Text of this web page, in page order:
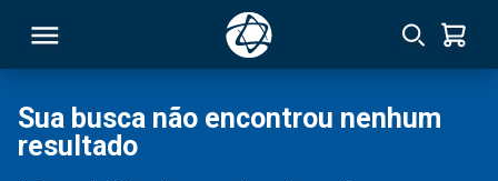
Sua busca não encontrou nenhum
resultado